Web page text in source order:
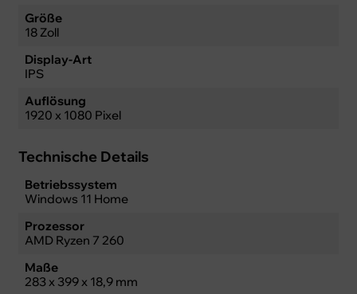
Größe
18 Zoll
Display-Art
IPS
Auflösung
1920 x 1080 Pixel
Technische Details
Betriebssystem
Windows 11 Home
Prozessor
AMD Ryzen 7 260
Maße
283 x 399 x 18,9 mm